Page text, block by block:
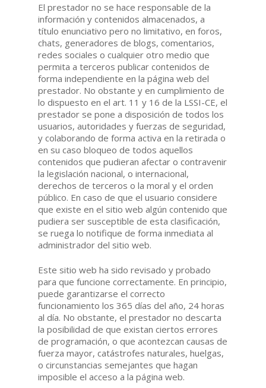
El prestador no se hace responsable de la
información y contenidos almacenados, a
título enunciativo pero no limitativo, en foros,
chats, generadores de blogs, comentarios,
redes sociales o cualquier otro medio que
permita a terceros publicar contenidos de
forma independiente en la página web del
prestador. No obstante y en cumplimiento de
lo dispuesto en el art. 11 y 16 de la LSSI-CE, el
prestador se pone a disposición de todos los
usuarios, autoridades y fuerzas de seguridad,
y colaborando de forma activa en la retirada o
en su caso bloqueo de todos aquellos
contenidos que pudieran afectar o contravenir
la legislación nacional, o internacional,
derechos de terceros o la moral y el orden
público. En caso de que el usuario considere
que existe en el sitio web algún contenido que
pudiera ser susceptible de esta clasificación,
se ruega lo notifique de forma inmediata al
administrador del sitio web.
Este sitio web ha sido revisado y probado
para que funcione correctamente. En principio,
puede garantizarse el correcto
funcionamiento los 365 días del año, 24 horas
al día. No obstante, el prestador no descarta
la posibilidad de que existan ciertos errores
de programación, o que acontezcan causas de
fuerza mayor, catástrofes naturales, huelgas,
o circunstancias semejantes que hagan
imposible el acceso a la página web.